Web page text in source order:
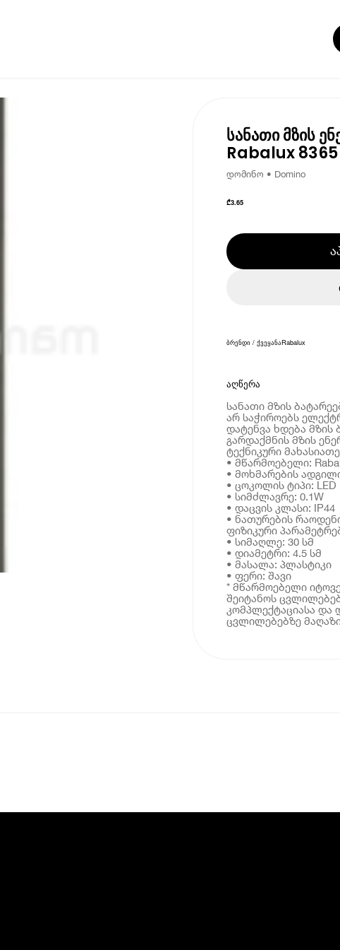
სანათი მზის
Rabalux 8365
დომინო • Domino
₾3.65
ბრენდი / ქვეყანაRabalux
აღწერა
სანათი მზის
არ საჭიროებს
დატენვა ხდება
გარდაქმნის მზის
ტექნიკური
• მწარმოებელი:
• მოხმარების
• ცოკოლის ტიპი: LED
• სიმძლავრე: 0.1W
• დაცვის კლასი: IP44
• ნათურების
ფიზიკური
• სიმაღლე: 30 სმ
• დიამეტრი: 4.5 სმ
• მასალა: პლასტიკი
• ფერი: შავი
* მწარმოებელი
შეიტანოს
კომპლექტაციასა და
ცვლილებებზე